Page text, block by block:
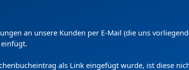
an unsere Kunden per E-Mail (die uns
als Link eingefügt wurde, ist diese